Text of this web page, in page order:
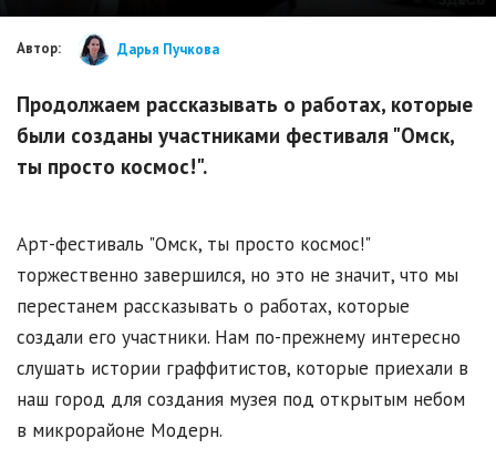
Автор: Дарья Пучкова
Продолжаем рассказывать о работах, которые
были созданы участниками фестиваля "Омск,
ты просто космос!".
Арт-фестиваль "Омск, ты просто космос!"
торжественно завершился, но это не значит, что мы
перестанем рассказывать о работах, которые
создали его участники. Нам по-прежнему интересно
слушать истории граффитистов, которые приехали в
наш город для создания музея под открытым небом
в микрорайоне Модерн.